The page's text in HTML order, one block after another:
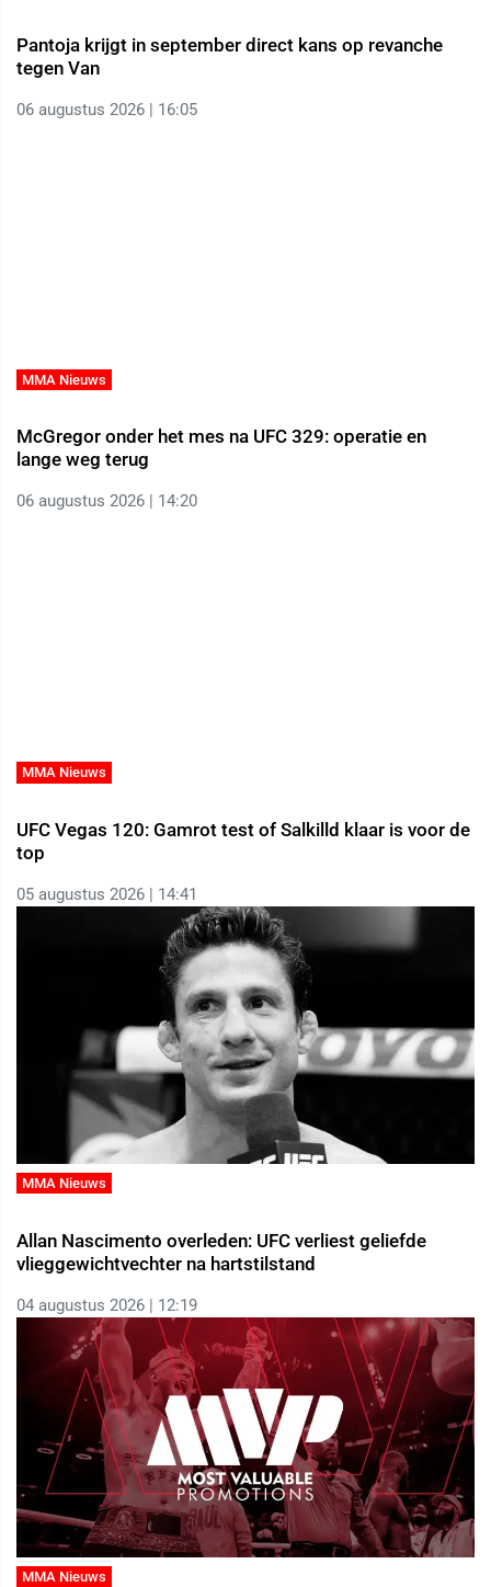
Pantoja krijgt in september direct kans op revanche
tegen Van
06 augustus 2026 | 16:05
MMA Nieuws
McGregor onder het mes na UFC 329: operatie en
lange weg terug
06 augustus 2026 | 14:20
MMA Nieuws
UFC Vegas 120: Gamrot test of Salkilld klaar is voor de
top
05 augustus 2026 | 14:41
MMA Nieuws
Allan Nascimento overleden: UFC verliest geliefde
vlieggewichtvechter na hartstilstand
04 augustus 2026 | 12:19
MMA Nieuws